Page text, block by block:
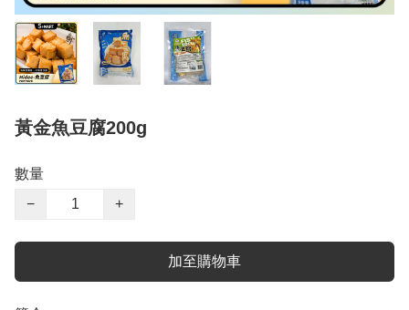
黃金魚豆腐200g
數量
−
+
加至購物車